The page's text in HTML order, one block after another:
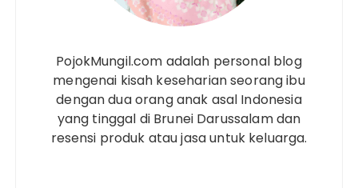
PojokMungil.com adalah personal blog
mengenai kisah keseharian seorang ibu
dengan dua orang anak asal Indonesia
yang tinggal di Brunei Darussalam dan
resensi produk atau jasa untuk keluarga.